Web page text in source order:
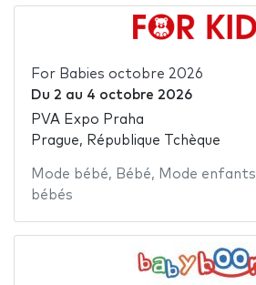
For Babies octobre 2026
Du 2 au 4 octobre 2026
PVA Expo Praha
Prague, République Tchèque
Mode bébé, Bébé, Mode enfants
bébés